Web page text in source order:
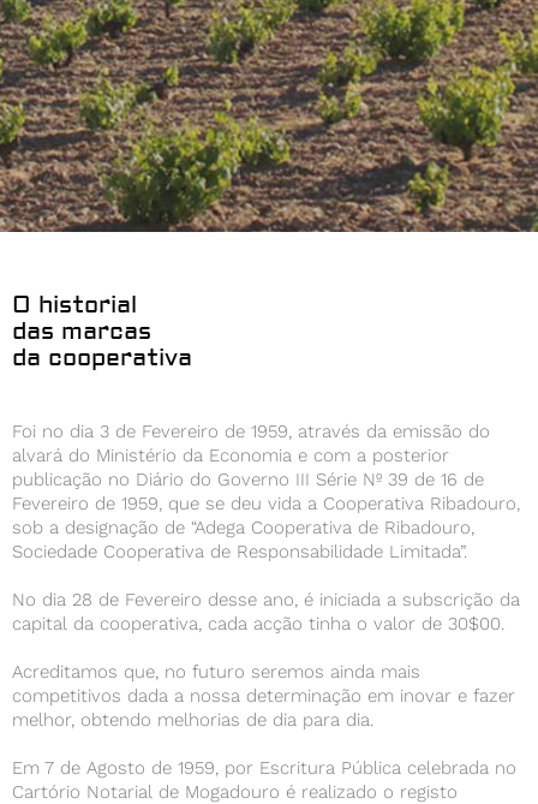
O historial
das marcas
da cooperativa
Foi no dia 3 de Fevereiro de 1959, através da emissão do
alvará do Ministério da Economia e com a posterior
publicação no Diário do Governo III Série Nº 39 de 16 de
Fevereiro de 1959, que se deu vida a Cooperativa Ribadouro,
sob a designação de “Adega Cooperativa de Ribadouro,
Sociedade Cooperativa de Responsabilidade Limitada”.
No dia 28 de Fevereiro desse ano, é iniciada a subscrição da
capital da cooperativa, cada acção tinha o valor de 30$00.
Acreditamos que, no futuro seremos ainda mais
competitivos dada a nossa determinação em inovar e fazer
melhor, obtendo melhorias de dia para dia.
Em 7 de Agosto de 1959, por Escritura Pública celebrada no
Cartório Notarial de Mogadouro é realizado o registo